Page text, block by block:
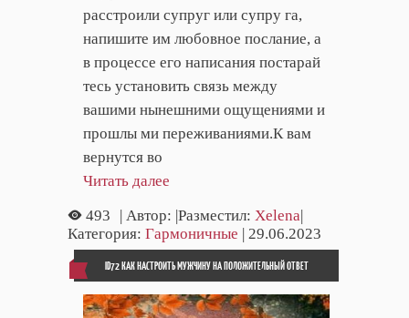
расстроили супруг или супру га,
напишите им любовное послание, а
в процессе его написания постарай
тесь установить связь между
вашими нынешними ощущениями и
прошлы ми переживаниями.К вам
вернутся во
Читать далее
493
| Автор: |Разместил: Xelena|
Категория: Гармоничные | 29.06.2023
ID72 КАК НАСТРОИТЬ МУЖЧИНУ НА ПОЛОЖИТЕЛЬНЫЙ ОТВЕТ